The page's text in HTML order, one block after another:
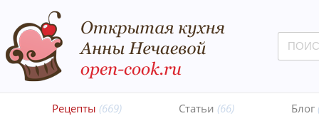
Рецепты (669) Статьи (66) Блог